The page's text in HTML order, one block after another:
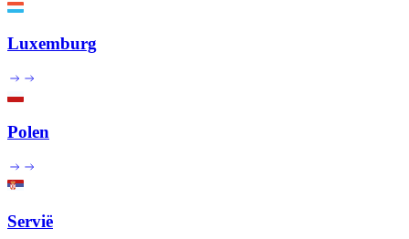
Luxemburg
Polen
Servië